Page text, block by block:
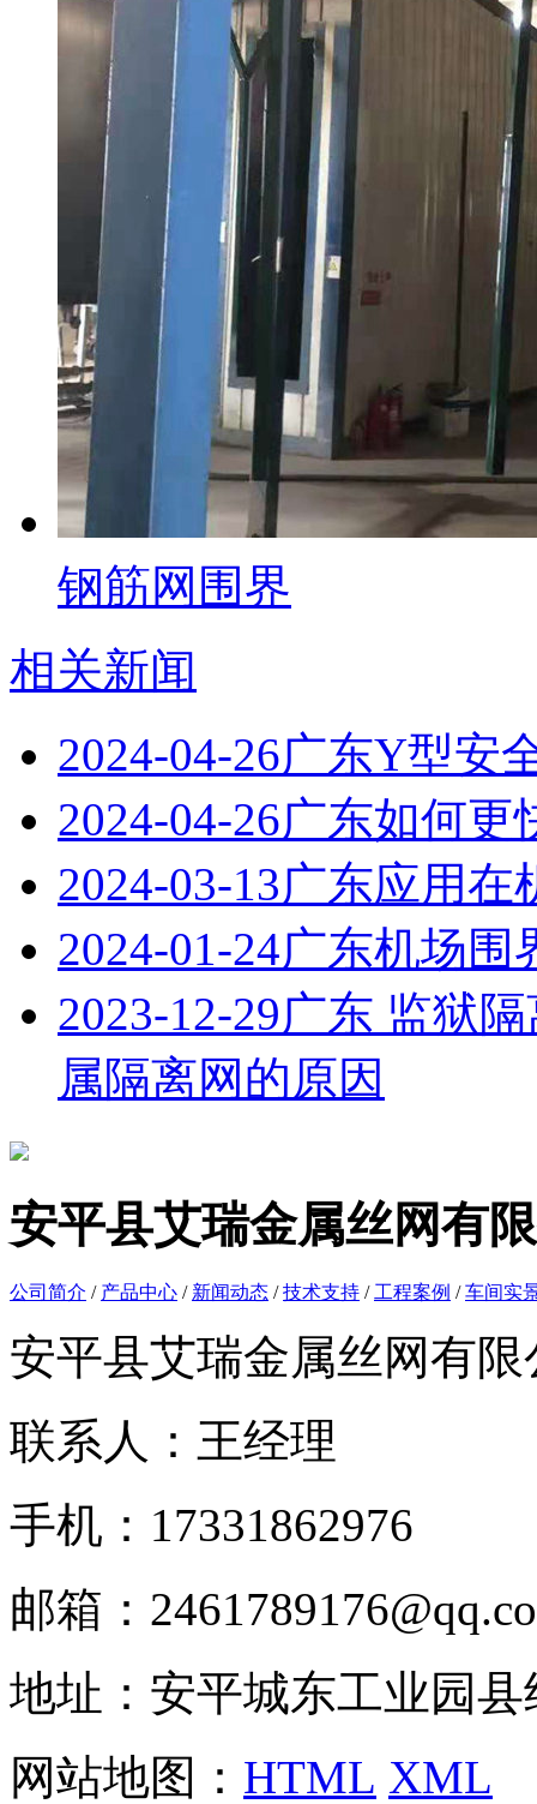
钢筋网围界
相关新闻
2024-04-26广东Y型安
2024-04-26广东如何更
2024-03-13广东应用在
2024-01-24广东机场围
2023-12-29广东 监狱
属隔离网的原因
安平县艾瑞金属丝网有
公司简介 / 产品中心 / 新闻动态 /技术支持 / 工程案例 /车间实
安平县艾瑞金属丝网有限
联系人：王经理
手机：17331862976
邮箱：
地址：安平城东工业园县
网站地图： HTML XML